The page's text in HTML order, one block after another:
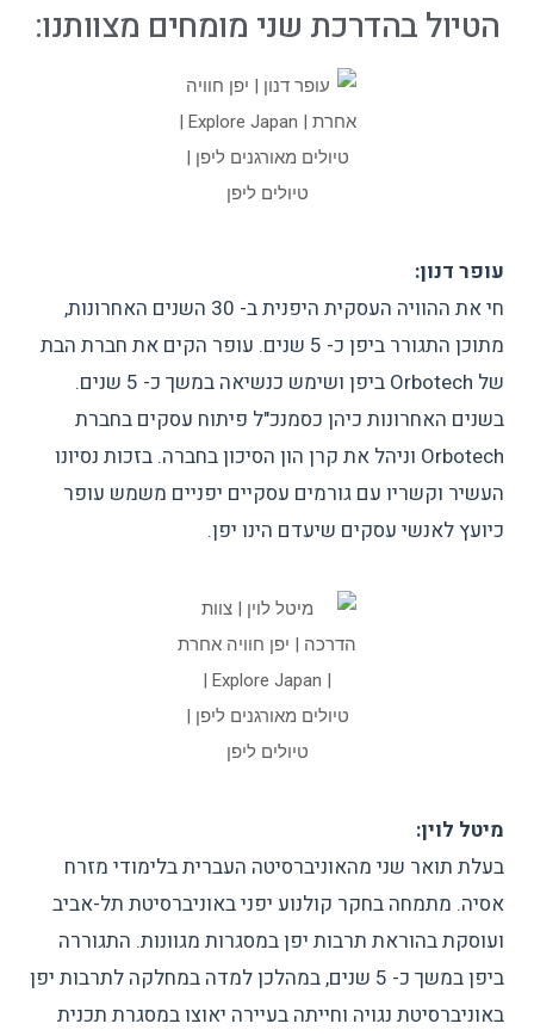
הטיול בהדרכת שני מומחים מצוותנו:
עופר דנון:
חי את ההוויה העסקית היפנית ב- 30 השנים האחרונות,
מתוכן התגורר ביפן כ- 5 שנים. עופר הקים את חברת הבת
של Orbotech ביפן ושימש כנשיאה במשך כ- 5 שנים.
בשנים האחרונות כיהן כסמנכ"ל פיתוח עסקים בחברת
Orbotech וניהל את קרן הון הסיכון בחברה. בזכות נסיונו
העשיר וקשריו עם גורמים עסקיים יפניים משמש עופר
כיועץ לאנשי עסקים שיעדם הינו יפן.
מיטל לוין:
בעלת תואר שני מהאוניברסיטה העברית בלימודי מזרח
אסיה. מתמחה בחקר קולנוע יפני באוניברסיטת תל-אביב
ועוסקת בהוראת תרבות יפן במסגרות מגוונות. התגוררה
ביפן במשך כ- 5 שנים, במהלכן למדה במחלקה לתרבות יפן
באוניברסיטת נגויה וחייתה בעיירה יאוצו במסגרת תכנית